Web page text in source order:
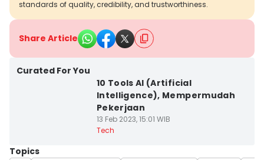
standards of quality, credibility, and trustworthiness.
Share Article
Curated For You
10 Tools AI (Artificial
Intelligence), Mempermudah
Pekerjaan
13 Feb 2023, 15:01 WIB
Tech
Topics